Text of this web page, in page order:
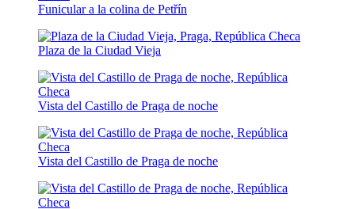
Funicular a la colina de Petřín
Plaza de la Ciudad Vieja
Vista del Castillo de Praga de noche
Vista del Castillo de Praga de noche